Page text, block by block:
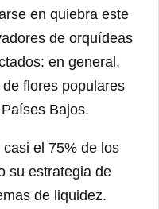
en quiebra este
de orquídeas
en general,
flores populares
Bajos.
el 75% de los
su estrategia de
de liquidez.